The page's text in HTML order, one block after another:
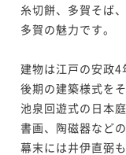
糸切餅、多賀そば
多賀の魅力です。
建物は江戸の安政
後期の建築様式を
池泉回遊式の日本
書画、陶磁器など
幕末には井伊直弼